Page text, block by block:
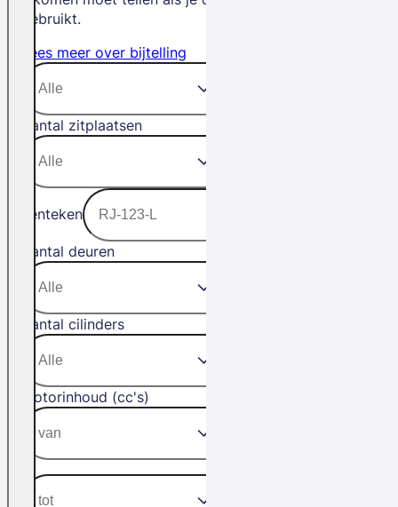
gebruikt.
Lees meer over bijtelling
Aantal zitplaatsen
Kenteken
Aantal deuren
Aantal cilinders
Motorinhoud (cc's)